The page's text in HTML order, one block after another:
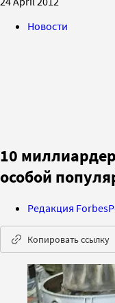
Новости
10
особой
Редакция Forbes
Копировать ссылку